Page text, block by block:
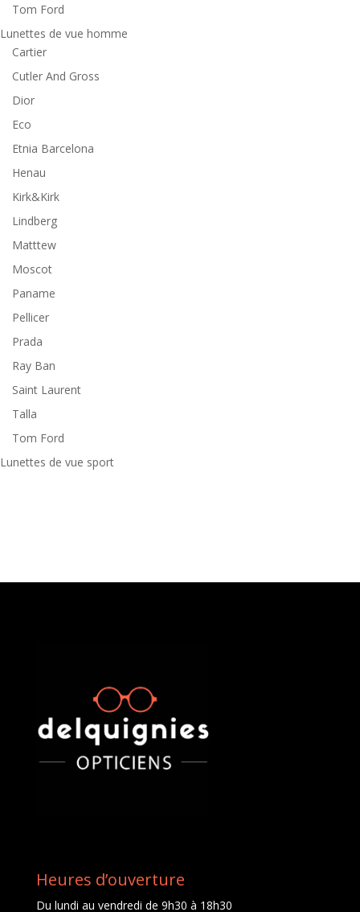
Tom Ford
Lunettes de vue homme
Cartier
Cutler And Gross
Dior
Eco
Etnia Barcelona
Henau
Kirk&Kirk
Lindberg
Matttew
Moscot
Paname
Pellicer
Prada
Ray Ban
Saint Laurent
Talla
Tom Ford
Lunettes de vue sport
Heures d’ouverture
Du lundi au vendredi de 9h30 à 18h30